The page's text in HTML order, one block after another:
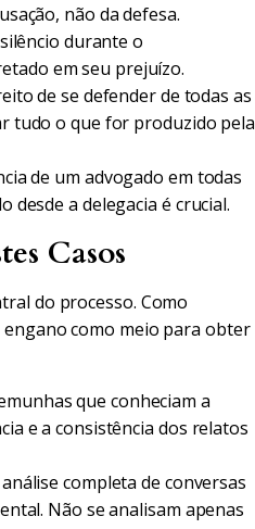
não da defesa.
durante o
em seu prejuízo.
de se defender de todas as
tudo o que for produzido pela
de um advogado em todas
desde a delegacia é crucial.
Casos
do processo. Como
engano como meio para obter
que conheciam a
e a consistência dos relatos
completa de conversas
Não se analisam apenas